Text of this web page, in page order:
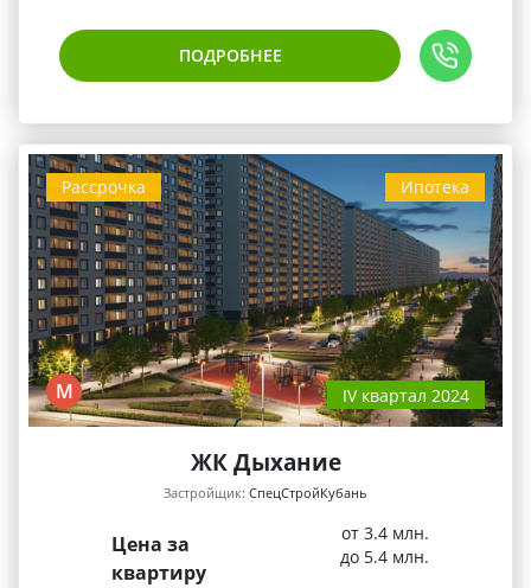
ПОДРОБНЕЕ
Ипотека
Рассрочка
М IV квартал 2024
ЖК Дыхание
Застройщик: СпецСтройКубань
Цена за
квартиру
от 3.4 млн.
до 5.4 млн.